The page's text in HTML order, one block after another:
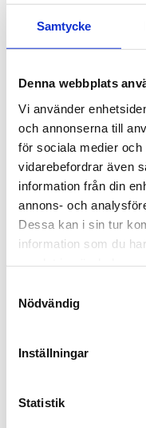
Samtycke
Denna webbplats
Vi använder
och annonserna till
för sociala medier
vidarebefordrar även
information från din
annons- och
Dessa kan i sin tur
information som du
Nödvändig
Inställningar
Statistik
Regionfullmäktige i
16 juni besluta att
under förutsättning
Efter
hur vi kan och ska
tillfälliga rabatten på
28 maj 2026
Regeringsförslaget
priset för
beslut från
prova och välja
Tack för förståelsen